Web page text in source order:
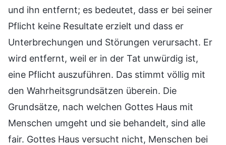
und ihn entfernt; es bedeutet, dass er bei seiner
Pflicht keine Resultate erzielt und dass er
Unterbrechungen und Störungen verursacht. Er
wird entfernt, weil er in der Tat unwürdig ist,
eine Pflicht auszuführen. Das stimmt völlig mit
den Wahrheitsgrundsätzen überein. Die
Grundsätze, nach welchen Gottes Haus mit
Menschen umgeht und sie behandelt, sind alle
fair. Gottes Haus versucht nicht, Menschen bei